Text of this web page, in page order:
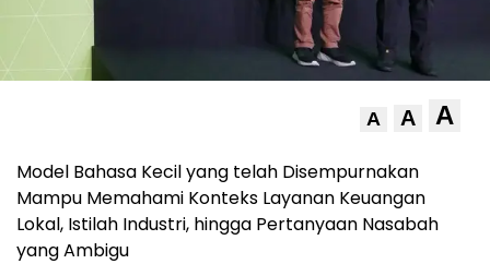
A A A
Model Bahasa Kecil yang telah Disempurnakan
Mampu Memahami Konteks Layanan Keuangan
Lokal, Istilah Industri, hingga Pertanyaan Nasabah
yang Ambigu